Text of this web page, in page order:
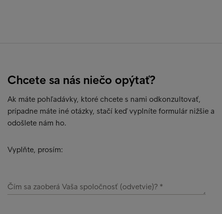
Chcete sa nás niečo opýtať?
Ak máte pohľadávky, ktoré chcete s nami odkonzultovať,
prípadne máte iné otázky, stačí keď vyplníte formulár nižšie a
odošlete nám ho.
Vyplňte, prosím:
Čím sa zaoberá Vaša spoločnosť (odvetvie)?